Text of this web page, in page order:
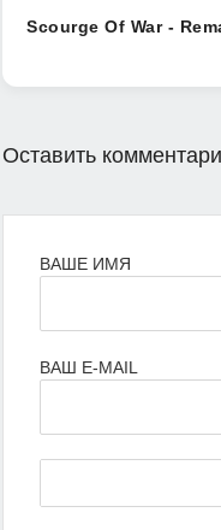
Scourge Of War -
Оставить
ВАШЕ ИМЯ
ВАШ E-MAIL